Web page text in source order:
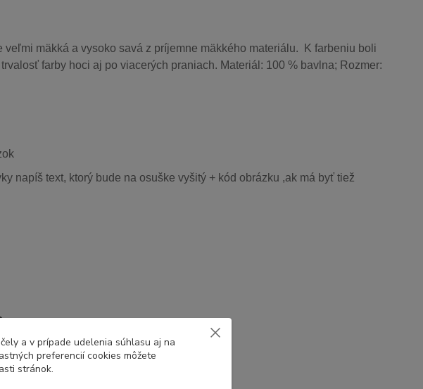
mäkká a vysoko savá z príjemne mäkkého materiálu. K farbeniu boli
farby hoci aj po viacerých praniach. Materiál: 100 % bavlna; Rozmer:
napíš text, ktorý bude na osuške vyšitý + kód obrázku ,ak má byť tiež
a v prípade udelenia súhlasu aj na
preferencií cookies môžete
stránok.